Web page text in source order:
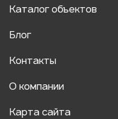
Каталог объектов
Блог
Контакты
О компании
Карта сайта